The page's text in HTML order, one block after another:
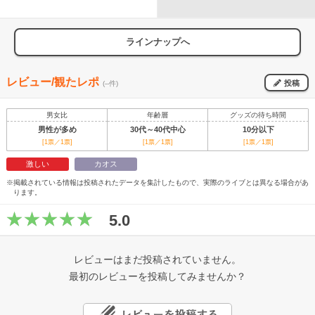
ラインナップへ
レビュー/観たレポ (--件) 投稿
男女比 年齢層 グッズの待ち時間
男性が多め 30代～40代中心 10分以下
[1票／1票] [1票／1票] [1票／1票]
激しい カオス
※掲載されている情報は投稿されたデータを集計したもので、実際のライブとは異なる場合があ
ります。
5.0
レビューはまだ投稿されていません。
最初のレビューを投稿してみませんか？